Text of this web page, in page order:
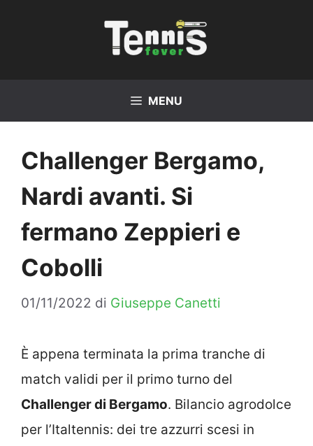
MENU
Challenger Bergamo,
Nardi avanti. Si
fermano Zeppieri e
Cobolli
01/11/2022 di Giuseppe Canetti
È appena terminata la prima tranche di
match validi per il primo turno del
Challenger di Bergamo. Bilancio agrodolce
per l’Italtennis: dei tre azzurri scesi in